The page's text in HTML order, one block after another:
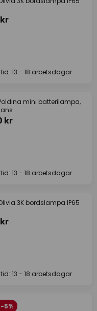
13 - 18 arbetsdagar
mini batterilampa,
kr
13 - 18 arbetsdagar
3K bordslampa IP65
13 - 18 arbetsdagar
5%